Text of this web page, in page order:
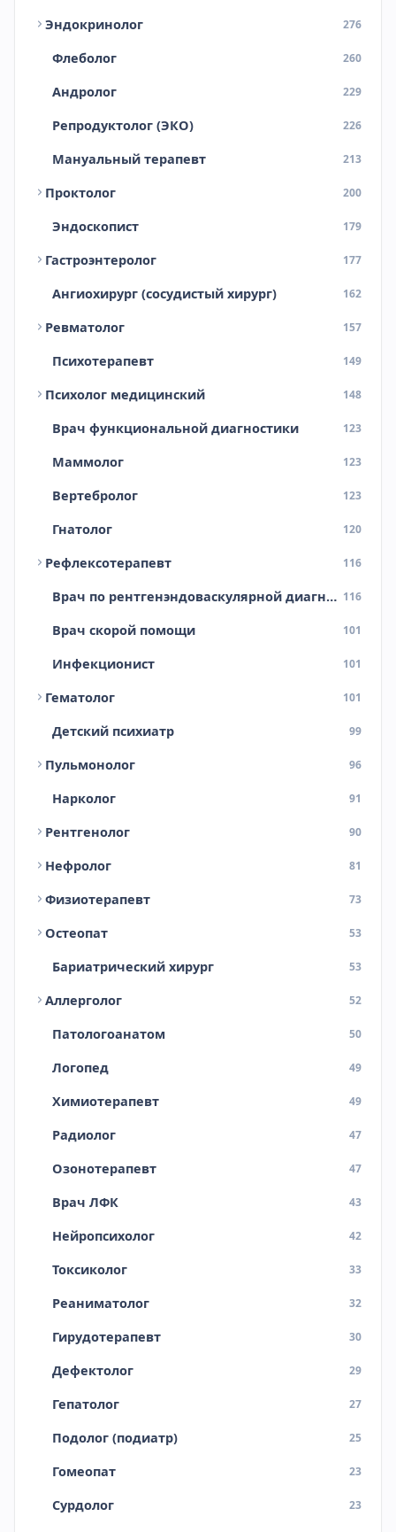
Эндокринолог 276
Флеболог 260
Андролог 229
Репродуктолог (ЭКО) 226
Мануальный терапевт 213
Проктолог 200
Эндоскопист 179
Гастроэнтеролог 177
Ангиохирург (сосудистый хирург) 162
Ревматолог 157
Психотерапевт 149
Психолог медицинский 148
Врач функциональной диагностики 123
Маммолог 123
Вертебролог 123
Гнатолог 120
Рефлексотерапевт 116
Врач по рентгенэндоваскулярной диагностике и лечению 116
Врач скорой помощи 101
Инфекционист 101
Гематолог 101
Детский психиатр 99
Пульмонолог 96
Нарколог 91
Рентгенолог 90
Нефролог 81
Физиотерапевт 73
Остеопат 53
Бариатрический хирург 53
Аллерголог 52
Патологоанатом 50
Логопед 49
Химиотерапевт 49
Радиолог 47
Озонотерапевт 47
Врач ЛФК 43
Нейропсихолог 42
Токсиколог 33
Реаниматолог 32
Гирудотерапевт 30
Дефектолог 29
Гепатолог 27
Подолог (подиатр) 25
Гомеопат 23
Сурдолог 23